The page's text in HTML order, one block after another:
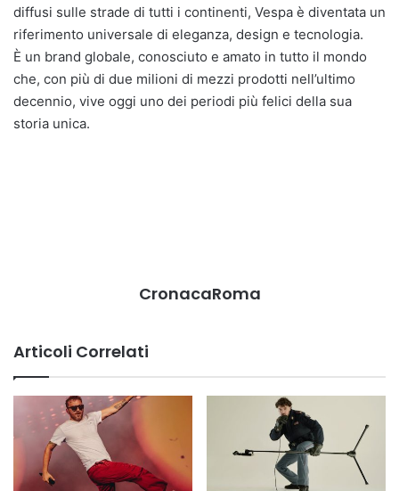
diffusi sulle strade di tutti i continenti, Vespa è diventata un
riferimento universale di eleganza, design e tecnologia.
È un brand globale, conosciuto e amato in tutto il mondo
che, con più di due milioni di mezzi prodotti nell’ultimo
decennio, vive oggi uno dei periodi più felici della sua
storia unica.
CronacaRoma
Articoli Correlati